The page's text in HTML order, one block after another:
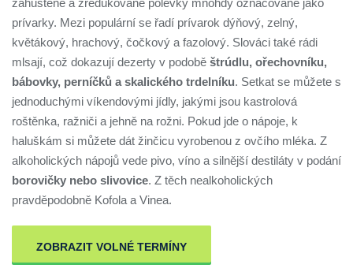
zahuštěné a zredukované polévky mnohdy označované jako
prívarky. Mezi populární se řadí prívarok dýňový, zelný,
květákový, hrachový, čočkový a fazolový. Slováci také rádi
mlsají, což dokazují dezerty v podobě štrúdlu, ořechovníku,
bábovky, perníčků a skalického trdelníku. Setkat se můžete s
jednoduchými víkendovými jídly, jakými jsou kastrolová
roštěnka, ražniči a jehně na rožni. Pokud jde o nápoje, k
haluškám si můžete dát žinčicu vyrobenou z ovčího mléka. Z
alkoholických nápojů vede pivo, víno a silnější destiláty v podání
borovičky nebo slivovice. Z těch nealkoholických
pravděpodobně Kofola a Vinea.
ZOBRAZIT VOLNÉ TERMÍNY